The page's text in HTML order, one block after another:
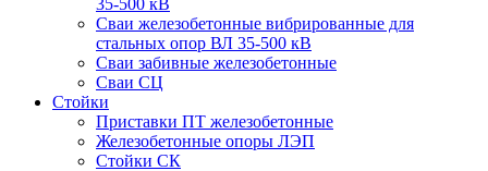
35-500 кВ
Сваи железобетонные вибрированные для
стальных опор ВЛ 35-500 кВ
Сваи забивные железобетонные
Сваи СЦ
Стойки
Приставки ПТ железобетонные
Железобетонные опоры ЛЭП
Стойки СК